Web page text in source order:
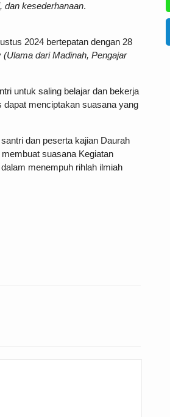
dan kesederhanaan.
2024 bertepatan dengan 28
(Ulama dari Madinah, Pengajar
untuk saling belajar dan bekerja
dapat menciptakan suasana yang
dan peserta kajian Daurah
suasana Kegiatan
menempuh rihlah ilmiah